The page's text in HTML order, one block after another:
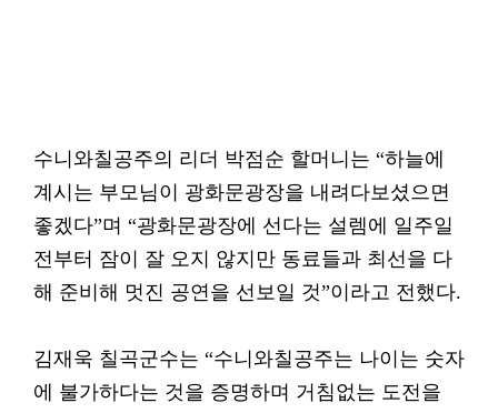
수니와칠공주의 리더 박점순 할머니는 “하늘에
계시는 부모님이 광화문광장을 내려다보셨으면
좋겠다”며 “광화문광장에 선다는 설렘에 일주일
전부터 잠이 잘 오지 않지만 동료들과 최선을 다
해 준비해 멋진 공연을 선보일 것”이라고 전했다.
김재욱 칠곡군수는 “수니와칠공주는 나이는 숫자
에 불가하다는 것을 증명하며 거침없는 도전을